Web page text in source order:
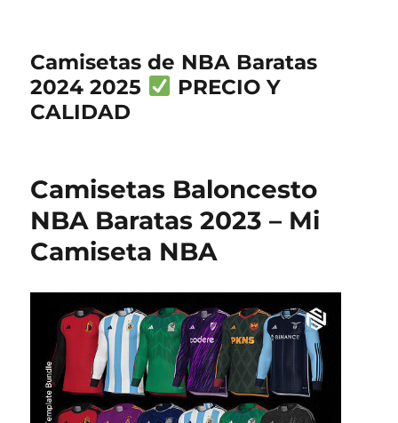
Camisetas de NBA Baratas
2024 2025
PRECIO Y
CALIDAD
Camisetas Baloncesto
NBA Baratas 2023 – Mi
Camiseta NBA